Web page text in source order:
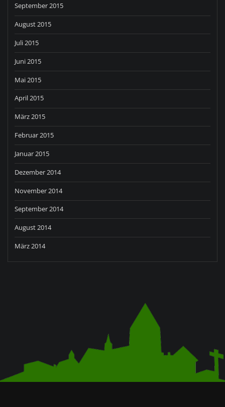
September 2015
August 2015
Juli 2015
Juni 2015
Mai 2015
April 2015
März 2015
Februar 2015
Januar 2015
Dezember 2014
November 2014
September 2014
August 2014
März 2014